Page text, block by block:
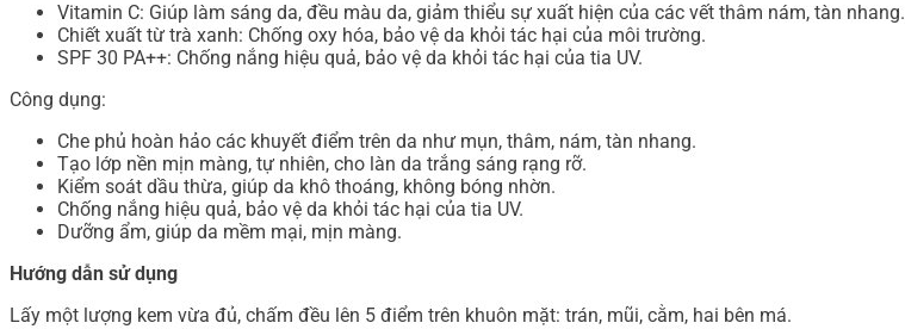
Vitamin C: Giúp làm sáng da, đều màu da, giảm thiểu sự xuất hiện của các vết thâm nám, tàn nhang.
Chiết xuất từ trà xanh: Chống oxy hóa, bảo vệ da khỏi tác hại của môi trường.
SPF 30 PA++: Chống nắng hiệu quả, bảo vệ da khỏi tác hại của tia UV.
Công dụng:
Che phủ hoàn hảo các khuyết điểm trên da như mụn, thâm, nám, tàn nhang.
Tạo lớp nền mịn màng, tự nhiên, cho làn da trắng sáng rạng rỡ.
Kiểm soát dầu thừa, giúp da khô thoáng, không bóng nhờn.
Chống nắng hiệu quả, bảo vệ da khỏi tác hại của tia UV.
Dưỡng ẩm, giúp da mềm mại, mịn màng.
Hướng dẫn sử dụng
Lấy một lượng kem vừa đủ, chấm đều lên 5 điểm trên khuôn mặt: trán, mũi, cằm, hai bên má.